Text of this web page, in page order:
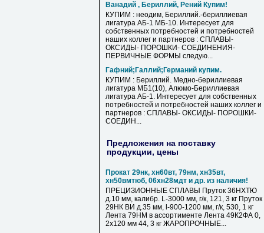
Ванадий , Бериллий, Рений Купим!
КУПИМ : неодим, Бериллий.-бериллиевая
лигатура АБ-1 МБ-10. Интересует для
собственных потребностей и потребностей
наших коллег и партнеров : СПЛАВЫ-
ОКСИДЫ- ПОРОШКИ- СОЕДИНЕНИЯ-
ПЕРВИЧНЫЕ ФОРМЫ следую...
Гафний;Галлий;Германий купим.
КУПИМ : Бериллий. Медно-бериллиевая
лигатура МБ1(10), Алюмо-Бериллиевая
лигатура АБ-1. Интересует для собственных
потребностей и потребностей наших коллег и
партнеров : СПЛАВЫ- ОКСИДЫ- ПОРОШКИ-
СОЕДИН...
Предложения на поставку
продукции, цены
Прокат 29нк, хн60вт, 79нм, хн35вт,
хн50вмтюб, 06хн28мдт и др. из наличия!
ПРЕЦИЗИОННЫЕ СПЛАВЫ Пруток 36НХТЮ
д.10 мм, калибр. L-3000 мм, г/к, 121, 3 кг Пруток
29НК ВИ д.35 мм, l-900-1200 мм, г/к, 530, 1 кг
Лента 79НМ в ассортименте Лента 49К2ФА 0,
2х120 мм 44, 3 кг ЖАРОПРОЧНЫЕ...